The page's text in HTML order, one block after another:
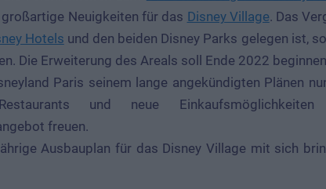
Neuigkeiten für das Disney Village. Das
Hotels und den beiden Disney Parks gelegen ist,
Die Erweiterung des Areals soll Ende 2022
Paris seinem lange angekündigten Plänen
und neue
freuen.
Ausbauplan für das Disney Village mit sich